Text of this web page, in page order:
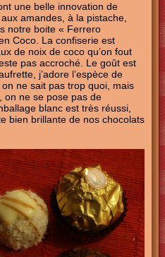
une belle innovation de
amandes, à la pistache,
notre boite « Ferrero
Coco. La confiserie est
de noix de coco qu’on fout
pas accroché. Le goût est
j’adore l’espèce de
ne sait pas trop quoi, mais
on ne se pose pas de
blanc est très réussi,
bien brillante de nos chocolats